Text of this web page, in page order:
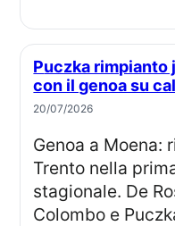
Puczka rimpianto juve: ex giocatore in gol
con il genoa su
20/07/2026
Genoa a Moena: rimonta vincente sul
Trento nella
stagionale. De
Colombo e